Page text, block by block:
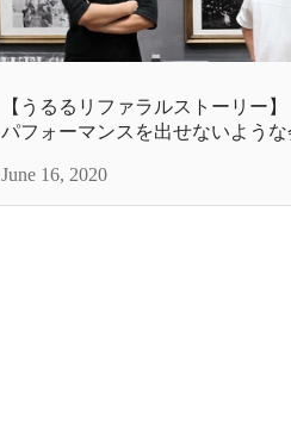
【うるるリファラルストーリー
パフォーマンスを出せないよう
で親友を誘った
June 16, 2020